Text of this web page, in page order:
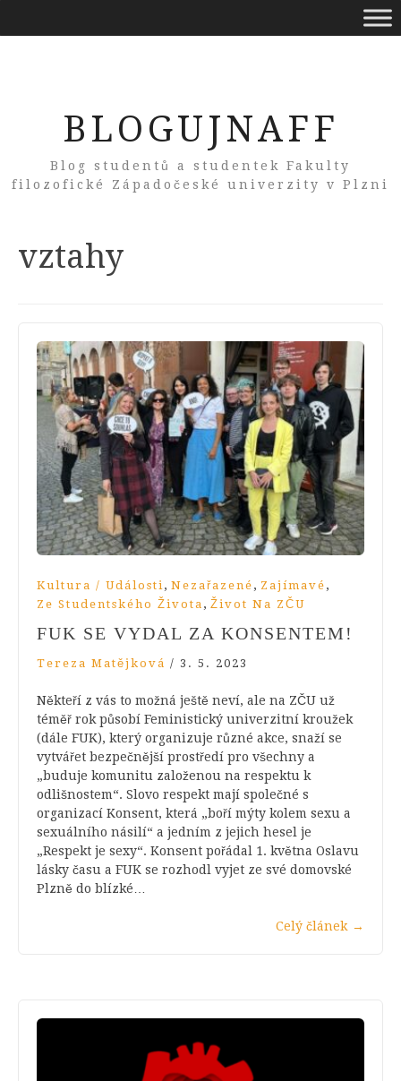
BLOGUJNAFF
Blog studentů a studentek Fakulty
filozofické Západočeské univerzity v Plzni
Tag:
vztahy
Kultura / Události , Nezařazené , Zajímavé ,
Ze Studentského Života , Život Na ZČU
FUK SE VYDAL ZA KONSENTEM!
Tereza Matějková / 3. 5. 2023
Někteří z vás to možná ještě neví, ale na ZČU už
téměř rok působí Feministický univerzitní kroužek
(dále FUK), který organizuje různé akce, snaží se
vytvářet bezpečnější prostředí pro všechny a
„buduje komunitu založenou na respektu k
odlišnostem“. Slovo respekt mají společné s
organizací Konsent, která „boří mýty kolem sexu a
sexuálního násilí“ a jedním z jejich hesel je
„Respekt je sexy“. Konsent pořádal 1. května Oslavu
lásky času a FUK se rozhodl vyjet ze své domovské
Plzně do blízké…
Celý článek →